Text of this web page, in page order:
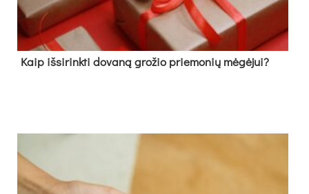
Kaip išsirinkti dovaną grožio priemonių mėgėjui?